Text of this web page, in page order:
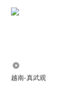
越南-真武观